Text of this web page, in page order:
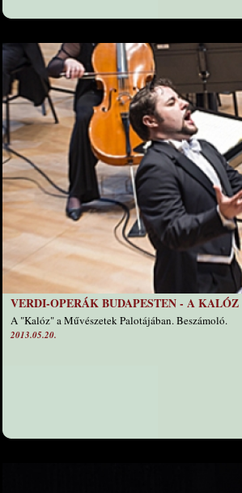
VERDI-OPERÁK BUDAPESTEN - A KALÓZ
A "Kalóz" a Művészetek Palotájában. Beszámoló.
2013.05.20.